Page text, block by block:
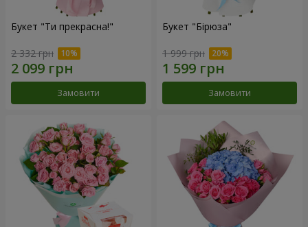
Букет "Ти прекрасна!"
2 332 грн
Замовити
Букет "Бірюза"
1 999 грн
Замовити